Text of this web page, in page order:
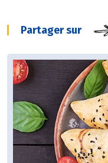
Partager sur